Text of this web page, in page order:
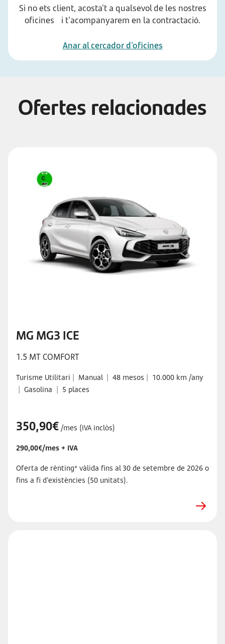
Si no ets client, acosta't a qualsevol de les nostres
oficines i t'acompanyarem en la contractació.
Anar al cercador d'oficines
Ofertes relacionades
MG MG3 ICE
1.5 MT COMFORT
Turisme Utilitari | Manual | 48 mesos | 10.000 km /any
| Gasolina | 5 places
350,90€ /mes (IVA inclòs)
290,00€/mes + IVA
Oferta de rènting* vàlida fins al 30 de setembre de 2026 o
fins a fi d'existències (50 unitats).